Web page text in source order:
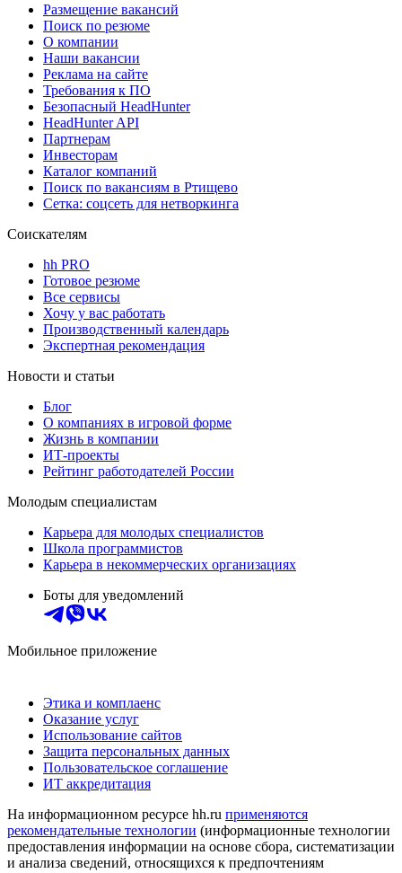
Размещение вакансий
Поиск по резюме
О компании
Наши вакансии
Реклама на сайте
Требования к ПО
Безопасный HeadHunter
HeadHunter API
Партнерам
Инвесторам
Каталог компаний
Поиск по вакансиям в Ртищево
Сетка: соцсеть для нетворкинга
Соискателям
hh PRO
Готовое резюме
Все сервисы
Хочу у вас работать
Производственный календарь
Экспертная рекомендация
Новости и статьи
Блог
О компаниях в игровой форме
Жизнь в компании
ИТ-проекты
Рейтинг работодателей России
Молодым специалистам
Карьера для молодых специалистов
Школа программистов
Карьера в некоммерческих организациях
Боты для уведомлений
Мобильное приложение
Этика и комплаенс
Оказание услуг
Использование сайтов
Защита персональных данных
Пользовательское соглашение
ИТ аккредитация
На информационном ресурсе hh.ru применяются
рекомендательные технологии (информационные технологии
предоставления информации на основе сбора, систематизации
и анализа сведений, относящихся к предпочтениям